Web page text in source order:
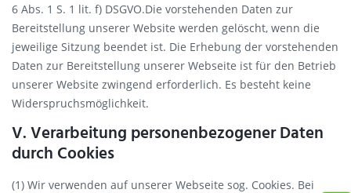
6 Abs. 1 S. 1 lit. f) DSGVO.Die vorstehenden Daten zur
Bereitstellung unserer Website werden gelöscht, wenn die
jeweilige Sitzung beendet ist. Die Erhebung der vorstehenden
Daten zur Bereitstellung unserer Webseite ist für den Betrieb
unserer Website zwingend erforderlich. Es besteht keine
Widerspruchsmöglichkeit.
V. Verarbeitung personenbezogener Daten
durch Cookies
(1) Wir verwenden auf unserer Webseite sog. Cookies. Bei